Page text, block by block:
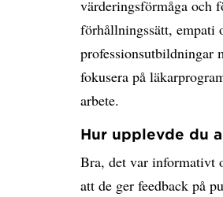
värderingsförmåga och
förhållningssätt, empati
professionsutbildningar
fokusera på
arbete.
Hur upplevde du
Bra, det var informativt
att de ger feedback på